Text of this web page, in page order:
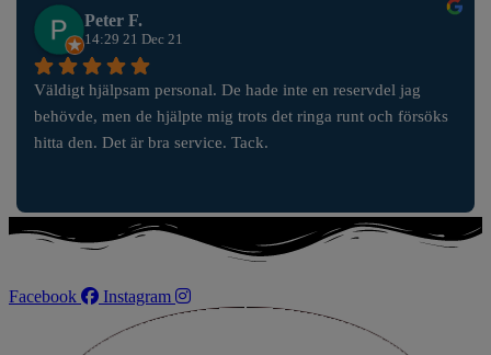
Peter F.
14:29 21 Dec 21
Väldigt hjälpsam personal. De hade inte en reservdel jag
behövde, men de hjälpte mig trots det ringa runt och försöks
hitta den. Det är bra service. Tack.
Facebook Instagram